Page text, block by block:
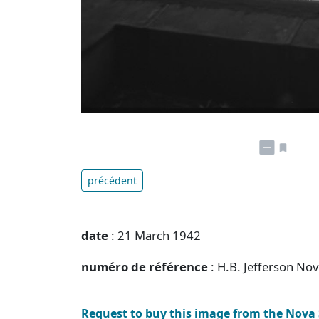
précédent
date : 21 March 1942
numéro de référence : H.B. Jefferson
Request to buy this image from the